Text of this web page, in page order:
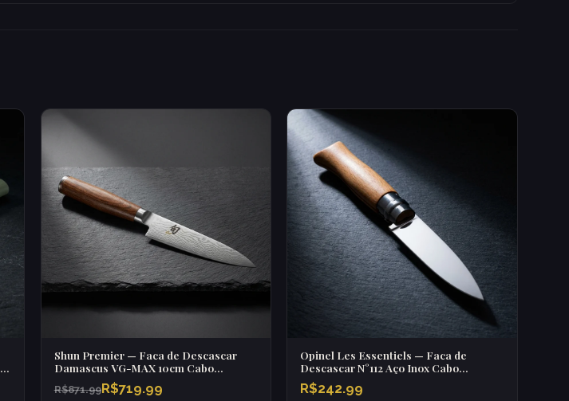
Shun Premier — Faca de Descascar
Damascus VG-MAX 10cm Cabo
PakkaWood Nogueira
R$871.99R$719.99
Opinel Les Essentiels — Faca de
Descascar N°112 Aço Inox Cabo
Primavera
R$242.99